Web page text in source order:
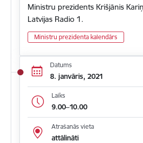
Ministru prezidents Krišjānis
Latvijas Radio 1.
Ministru prezidenta kalendārs
Datums
8. janvāris, 2021
Laiks
9.00–10.00
Atrašanās vieta
attālināti